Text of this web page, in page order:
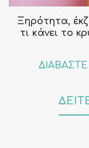
Ξηρότητα,
τι κάνει το